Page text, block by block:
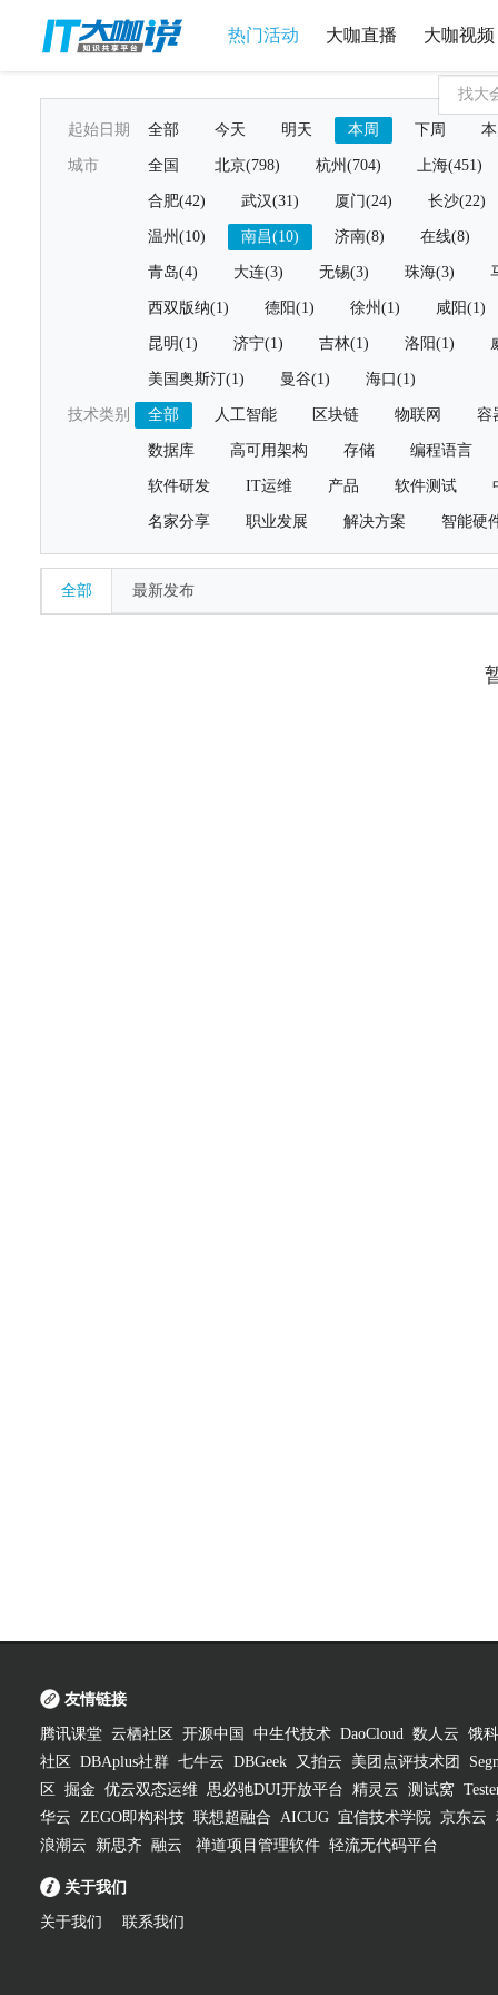
热门活动 大咖直播 大咖视频
起始日期 全部 今天 明天 本周 下周
城市 全国 北京(798) 杭州(704) 上海(451)
合肥(42) 武汉(31) 厦门(24) 长沙(22)
温州(10) 南昌(10) 济南(8) 在线(8)
青岛(4) 大连(3) 无锡(3) 珠海(3)
西双版纳(1) 德阳(1) 徐州(1) 咸阳(1)
昆明(1) 济宁(1) 吉林(1) 洛阳(1)
美国奥斯汀(1) 曼谷(1) 海口(1)
技术类别 全部 人工智能 区块链 物联网 容
数据库 高可用架构 存储 编程语言
软件研发 IT运维 产品 软件测试
名家分享 职业发展 解决方案 智能硬
全部 最新发布
友情链接
腾讯课堂 云栖社区 开源中国 中生代技术 DaoCloud 数人云 饿
社区
DBAplus社群 七牛云 DBGeek 又拍云 美团点评技术团
区
掘金 优云双态运维 思必驰DUI开放平台 精灵云 测试窝
华云 ZEGO即构科技 联想超融合 AICUG 宜信技术学院 京东云
浪潮云
新思齐 融云 禅道项目管理软件 轻流无代码平台
关于我们
关于我们 联系我们